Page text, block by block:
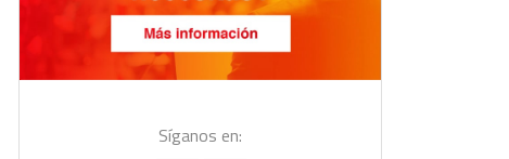
Síganos en: